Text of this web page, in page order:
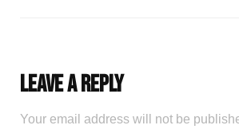
Leave a Reply
Your email address will not be